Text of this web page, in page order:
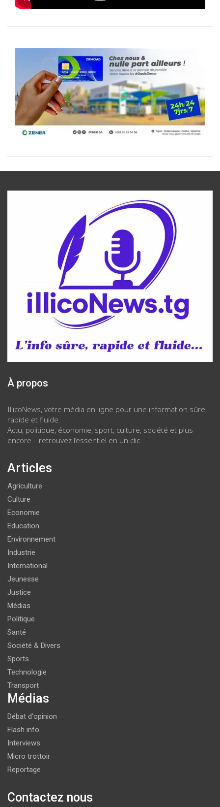
À propos
IllicoNews, votre média en ligne pour une information sûre,
rapide et fluide.
Actu, politique, économie, sport, culture, société et plus
encore… retrouvez l’essentiel en un clic.
Articles
Agriculture
Culture
Economie
Education
Environnement
Industrie
International
Jeunesse
Justice
Médias
Politique
Santé
Société & Divers
Sports
Technologie
Transport
Médias
Débat d'opinion
Flash info
Interviews
Micro trottoir
Reportage
Contactez nous